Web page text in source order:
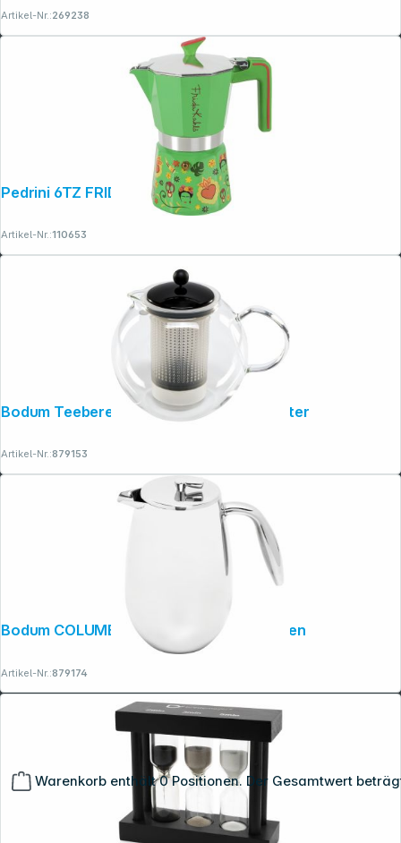
Warenkorb enthält 0 Positionen. Der Gesamtwert
Artikel-Nr.:269238
Pedrini 6TZ FRIDA KAHLO, grün
Artikel-Nr.:110653
Bodum Teebereiter ASSAM F/PLST 1,5 Liter
Artikel-Nr.:879153
Bodum COLUMBIA Kaffeebereiter 3 Tassen
Artikel-Nr.:879174